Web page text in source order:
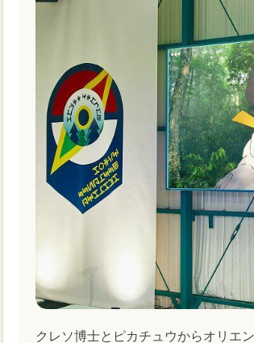
クレソ博士とピカチュウからオリエ